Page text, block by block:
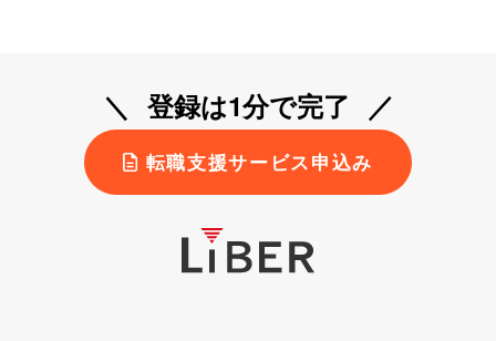
登録は1分で完了
転職支援サービス申込み